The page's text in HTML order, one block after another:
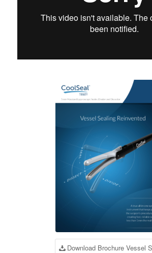
Download Brochure Vessel